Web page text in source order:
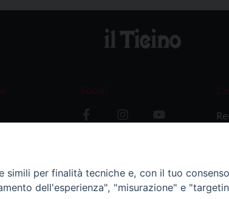
Social
simili per finalità tecniche e, con il tuo
dell'esperienza", "misurazione" e